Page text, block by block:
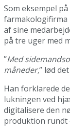
Som eksempel
af sine
på tre uger med
”Med
måneder,” lød
Han forklarede
lukningen ved
digitalisere den
produktion rundt